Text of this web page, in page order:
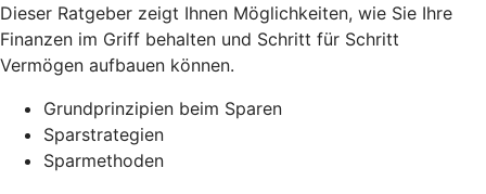
Dieser Ratgeber zeigt Ihnen Möglichkeiten, wie Sie Ihre
Finanzen im Griff behalten und Schritt für Schritt
Vermögen aufbauen können.
Grundprinzipien beim Sparen
Sparstrategien
Sparmethoden